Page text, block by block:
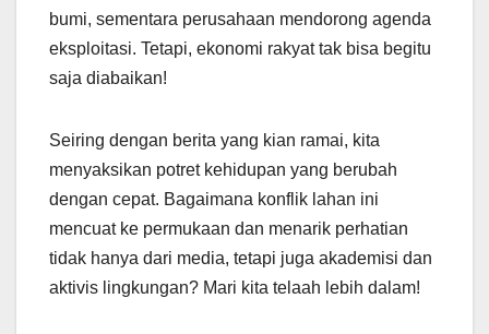
bumi, sementara perusahaan mendorong agenda
eksploitasi. Tetapi, ekonomi rakyat tak bisa begitu
saja diabaikan!
Seiring dengan berita yang kian ramai, kita
menyaksikan potret kehidupan yang berubah
dengan cepat. Bagaimana konflik lahan ini
mencuat ke permukaan dan menarik perhatian
tidak hanya dari media, tetapi juga akademisi dan
aktivis lingkungan? Mari kita telaah lebih dalam!